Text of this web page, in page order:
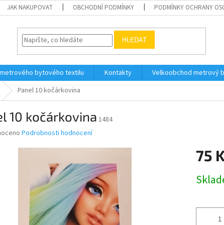
JAK NAKUPOVAT OBCHODNÍ PODMÍNKY PODMÍNKY OCHRANY
HLEDAT
bytového textilu Kontakty Velkoobchod metrový
Panel 10 kočárkovina
10 kočárkovina 1484
Podrobnosti hodnocení
75
cena: